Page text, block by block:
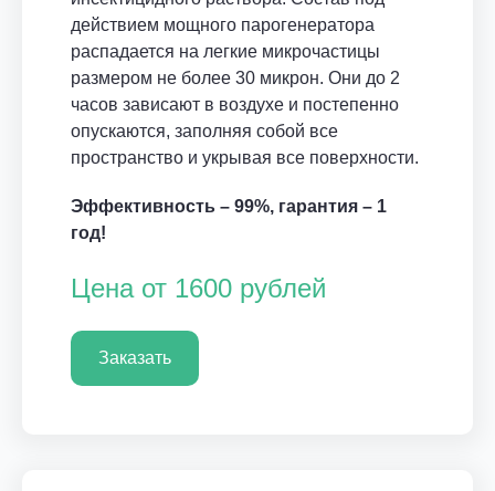
действием мощного парогенератора
распадается на легкие микрочастицы
размером не более 30 микрон. Они до 2
часов зависают в воздухе и постепенно
опускаются, заполняя собой все
пространство и укрывая все поверхности.
Эффективность – 99%, гарантия – 1
год!
Цена от 1600 рублей
Заказать